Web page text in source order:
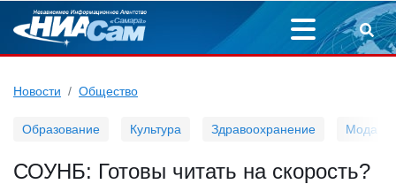
Новости Общество
Образование Культура Здравоохранение Мода
СОУНБ: Готовы читать на скорость?